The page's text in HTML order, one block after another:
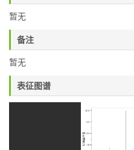
暂无
备注
暂无
表征图谱